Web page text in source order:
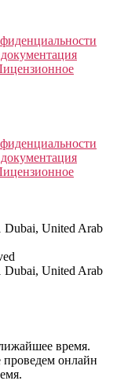
Dubai, United Arab
Dubai, United Arab
время.
онлайн